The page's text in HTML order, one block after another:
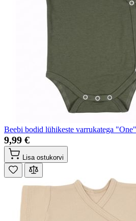
Beebi bodid lühikeste varrukatega
9,99 €
Lisa ostukorvi